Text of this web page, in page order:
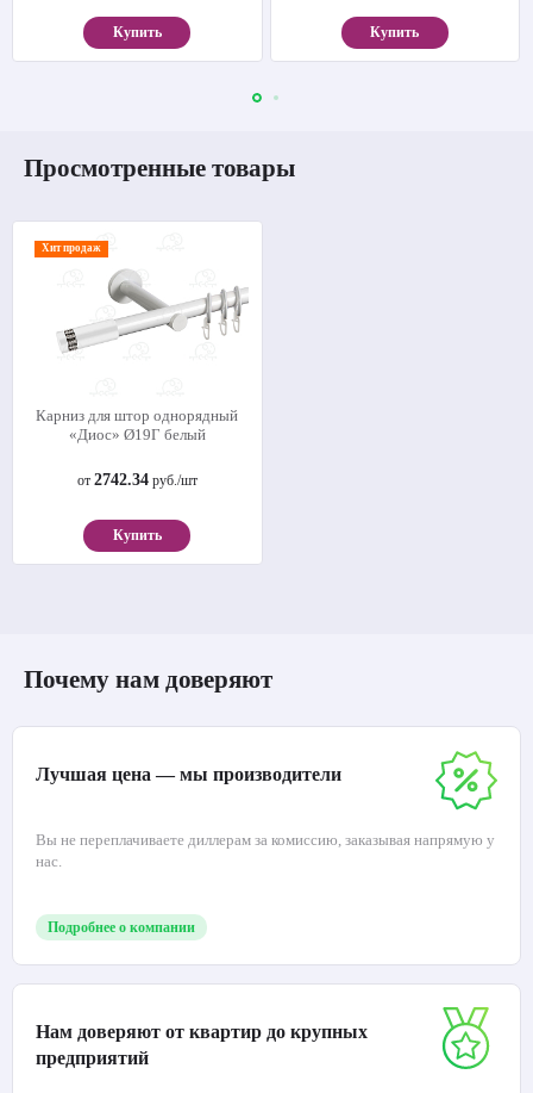
Купить Купить
Просмотренные товары
Хит продаж
Карниз для штор однорядный
«Диос» Ø19Г белый
от 2742.34руб./шт
Купить
Почему нам доверяют
Лучшая цена — мы производители
Вы не переплачиваете диллерам за комиссию, заказывая напрямую у
нас.
Подробнее о компании
Нам доверяют от квартир до крупных
предприятий